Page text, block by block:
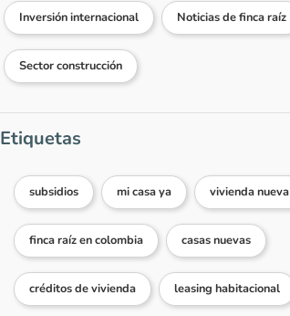
Inversión internacional Noticias de finca raíz
Sector construcción
Etiquetas
subsidios mi casa ya vivienda nueva
finca raíz en colombia casas nuevas
créditos de vivienda leasing habitacional